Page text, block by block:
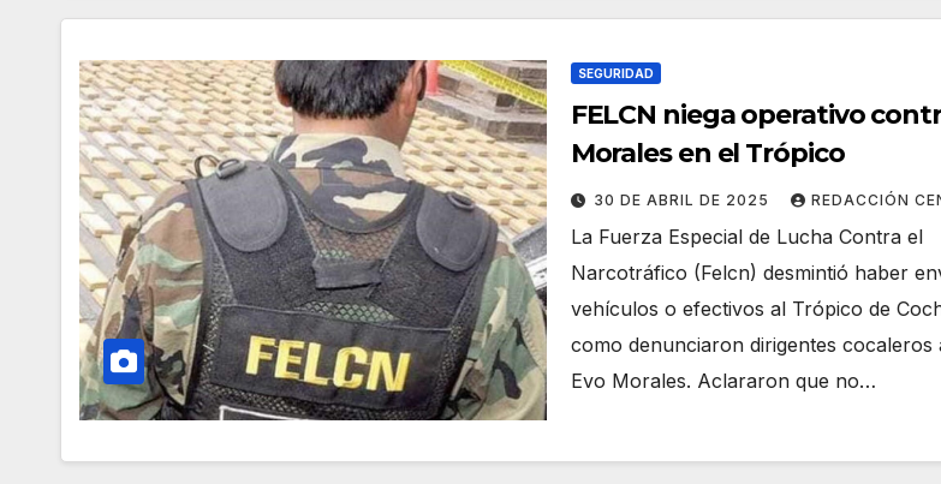
SEGURIDAD
FELCN niega operativo
Morales en el Trópico
30 DE ABRIL DE 2025 REDACCIÓN
La Fuerza Especial de Lucha Contra el
Narcotráfico (Felcn) desmintió haber
vehículos o efectivos al Trópico de
como denunciaron dirigentes cocaleros
Evo Morales. Aclararon que no…